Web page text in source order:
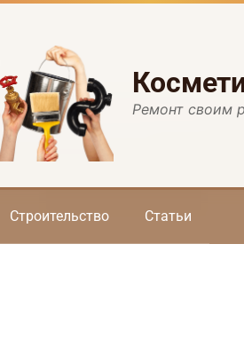
Ремонт своим
Строительство Статьи